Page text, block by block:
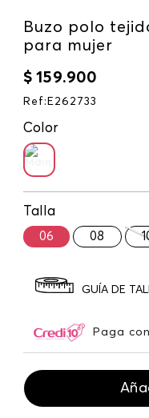
Buzo polo
para mujer
$ 159.900
Ref : E262733
Color
Talla
06 08
GUÍA DE
Paga con